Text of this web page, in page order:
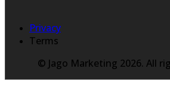
Privacy
Terms
© Jago Marketing 2026. All